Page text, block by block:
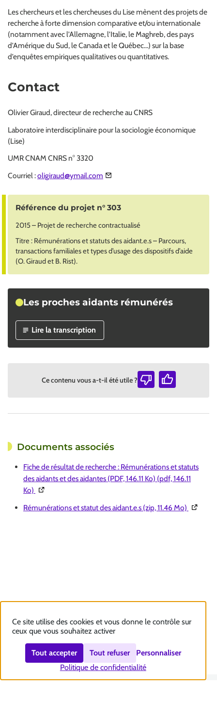
Les chercheurs et les chercheuses du Lise mènent des projets de
recherche à forte dimension comparative et/ou internationale
(notamment avec l’Allemagne, l’Italie, le Maghreb, des pays
d’Amérique du Sud, le Canada et le Québec…) sur la base
d’enquêtes empiriques qualitatives ou quantitatives.
Contact
Olivier Giraud, directeur de recherche au CNRS
Laboratoire interdisciplinaire pour la sociologie économique
(Lise)
UMR CNAM CNRS n° 3320
Courriel :oligiraud@ymail.com
Référence du projet n° 303
2015 – Projet de recherche contractualisé
Titre : Rémunérations et statuts des aidant.e.s – Parcours,
transactions familiales et types d’usage des dispositifs d’aide
(O. Giraud et B. Rist).
Les proches aidants rémunérés
Lire la transcription
Ce contenu vous a-t-il été utile ?
Documents associés
Fiche de résultat de recherche : Rémunérations et statuts
des aidants et des aidantes (PDF, 146.11 Ko) (pdf, 146.11
Ko) (Ouverture dans une nouvelle fenêtre)
Rémunérations et statut des aidant.e.s (zip, 11.46 Mo)
Ce site utilise des cookies et vous donne le contrôle sur
ceux que vous souhaitez activer
Tout accepter Tout refuser
Personnaliser
Politique de confidentialité